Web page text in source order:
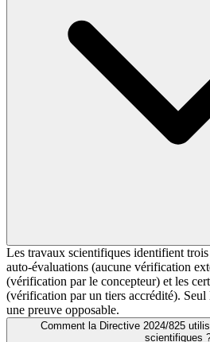
Les travaux scientifiques identifient
auto-évaluations (aucune vérification
(vérification par le concepteur) et les
(vérification par un tiers accrédité).
une preuve opposable.
Comment la Directive 2024/825
scientifiques